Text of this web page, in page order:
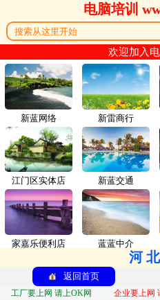
电脑培训
欢迎加入
新蓝网络 新雷商行
江门区实体店 新蓝交通
家嘉乐便利店 蓝蓝中介
河
返回首页
工厂要上网 请上OK网 企业要上网